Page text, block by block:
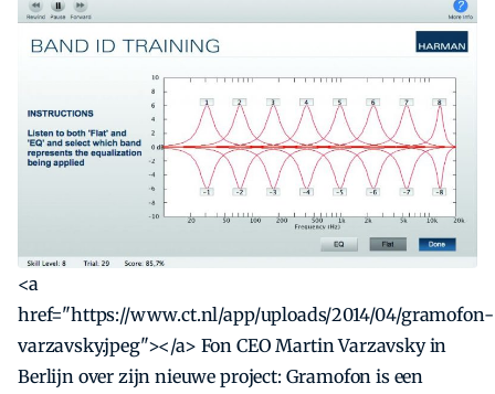
<a
href="https://www.ct.nl/app/uploads/2014/04/gramofon-
varzavsky.jpeg"></a> Fon CEO Martin Varzavsky in
Berlijn over zijn nieuwe project: Gramofon is een